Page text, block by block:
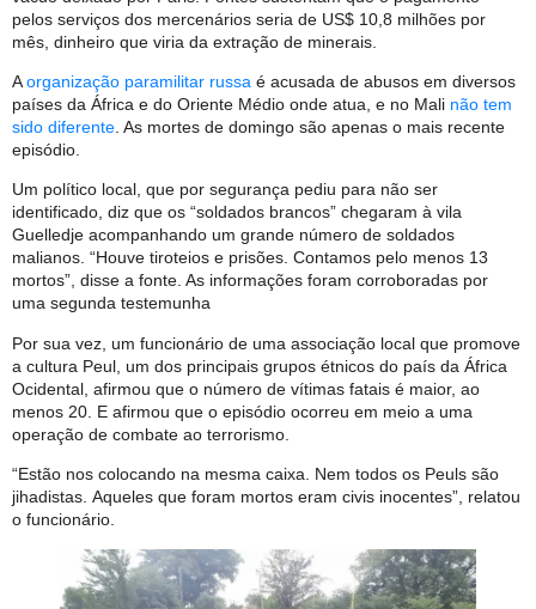
pelos serviços dos mercenários seria de US$ 10,8 milhões por
mês, dinheiro que viria da extração de minerais.
Aorganização paramilitar russa é acusada de abusos em diversos
países da África e do Oriente Médio onde atua, e no Mali não tem
sido diferente . As mortes de domingo são apenas o mais recente
episódio.
Um político local, que por segurança pediu para não ser
identificado, diz que os “soldados brancos” chegaram à vila
Guelledje acompanhando um grande número de soldados
malianos. “Houve tiroteios e prisões. Contamos pelo menos 13
mortos”, disse a fonte. As informações foram corroboradas por
uma segunda testemunha
Por sua vez, um funcionário de uma associação local que promove
a cultura Peul, um dos principais grupos étnicos do país da África
Ocidental, afirmou que o número de vítimas fatais é maior, ao
menos 20. E afirmou que o episódio ocorreu em meio a uma
operação de combate ao terrorismo.
“Estão nos colocando na mesma caixa. Nem todos os Peuls são
jihadistas. Aqueles que foram mortos eram civis inocentes”, relatou
o funcionário.